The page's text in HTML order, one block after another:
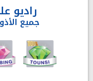
راديو
جميع